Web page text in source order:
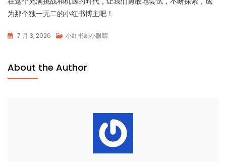
为那个独一无二的小红书博主吧！
7 月 3, 2026 小红书刷小眼睛
About the Author